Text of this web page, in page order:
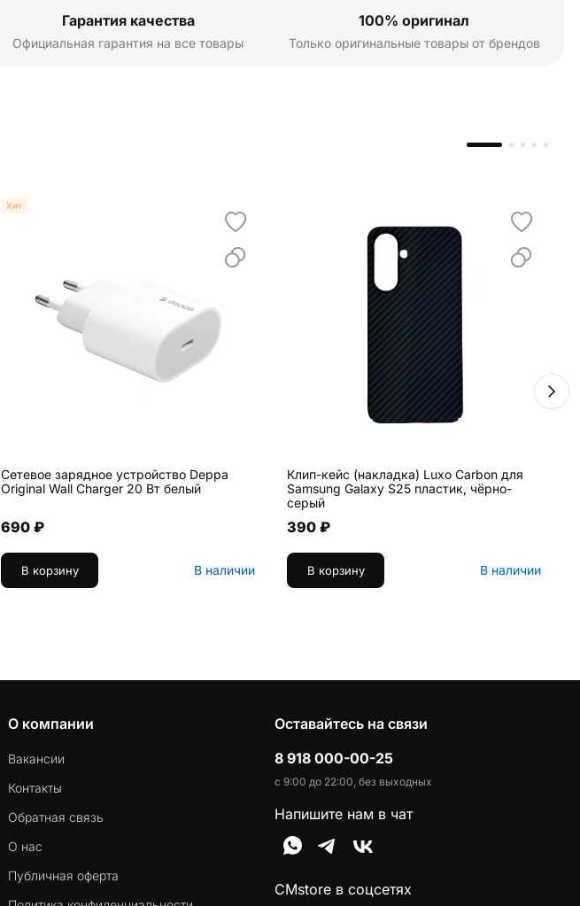
Гарантия качества
Официальная гарантия на все товары
100% оригинал
Только оригинальные товары от брендов
Хит
Сетевое зарядное устройство Deppa
Original Wall Charger 20 Вт белый
690 ₽
В корзину В наличии
Клип-кейс (накладка) Luxo Carbon для
Samsung Galaxy S25 пластик, чёрно-
серый
390 ₽
В корзину В наличии
О компании
Вакансии
Контакты
Обратная связь
О нас
Публичная оферта
Оставайтесь на связи
8 918 000-00-25
с 9:00 до 22:00, без выходных
Напишите нам в чат
CMstore в соцсетях